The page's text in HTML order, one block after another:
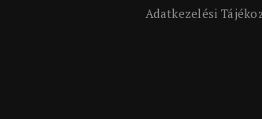
Adatkezelési